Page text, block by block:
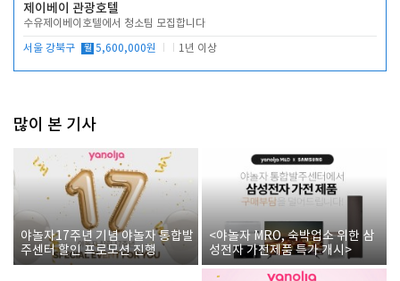
제이베이 관광호텔
수유제이베이호텔에서 청소팀 모집합니다
서울 강북구 월 5,600,000원 1년 이상
많이 본 기사
야놀자17주년 기념 야놀자 통합발
주센터 할인 프로모션 진행
<야놀자 MRO, 숙박업소 위한 삼
성전자 가전제품 특가 개시>